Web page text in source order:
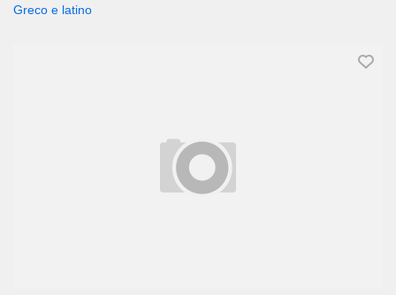
Greco e latino